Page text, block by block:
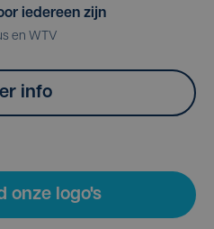
iedereen zijn
en WTV
info
onze logo's